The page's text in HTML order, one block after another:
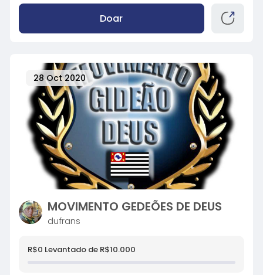
Doar
28 Oct 2020
MOVIMENTO GEDEÕES DE DEUS
dufrans
R$0 Levantado de R$10.000